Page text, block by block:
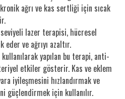
ağrı ve kas sertliği için sıcak
seviyeli lazer terapisi, hücresel
ve ağrıyı azaltır.
kullanılarak yapılan bu terapi, anti-
etkiler gösterir. Kas ve eklem
iyileşmesini hızlandırmak ve
güçlendirmek için kullanılır.